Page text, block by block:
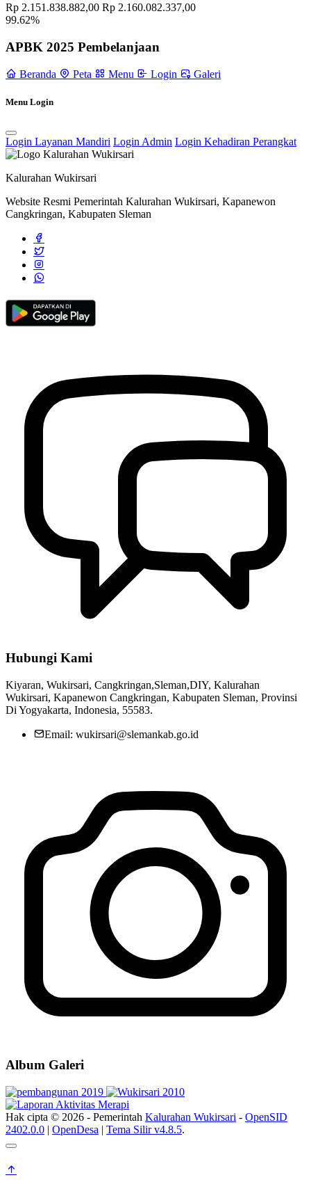
Rakorpim Kapanewon Cangkringan Dilaksanakan Di Waroeng
Rebyoek Wukirsari
Koordinasi Rutin Pamong Wukirsari ; Bhabinkamtibmas Wukirsari
Doorprize26 Agustus 2024
Pemerintah Kalurahan Wukirsari Selenggarakan Rembug Stunting
yang Dihadiri oleh Kader Balita 20 Juni 2024
Rp 2.151.838.882,00 Rp 2.160.082.337,00
99.62%
APBK 2025 Pembelanjaan
Beranda Peta Menu Login Galeri
Menu Login
Login Layanan Mandiri Login Admin Login Kehadiran Perangkat
Kalurahan Wukirsari
Website Resmi Pemerintah Kalurahan Wukirsari, Kapanewon
Cangkringan, Kabupaten Sleman
Hubungi Kami
Kiyaran, Wukirsari, Cangkringan,Sleman,DIY, Kalurahan
Wukirsari, Kapanewon Cangkringan, Kabupaten Sleman, Provinsi
Di Yogyakarta, Indonesia, 55583.
Email: wukirsari@slemankab.go.id
Album Galeri
Hak cipta © 2026 - Pemerintah Kalurahan Wukirsari - OpenSID
2402.0.0 | OpenDesa | Tema Silir v4.8.5.